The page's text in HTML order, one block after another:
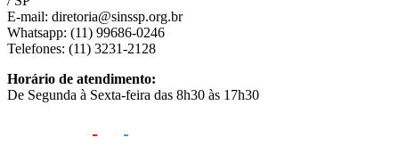
E-mail: diretoria@sinssp.org.br
Whatsapp: (11) 99686-0246
Telefones: (11) 3231-2128
Horário de atendimento:
De Segunda à Sexta-feira das 8h30 às 17h30